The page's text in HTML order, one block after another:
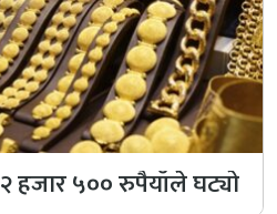
हजार ५०० रुपैयाँले घट्यो